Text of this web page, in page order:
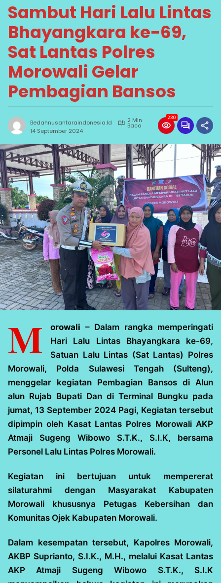
Sambut Hari Lalu Lintas
Bhayangkara ke-69,
Sat Lantas Polres
Morowali Gelar
Pembagian Bansos
Bedahnusantaraindonesia.id 2 Min
Baca
14 September 2024
230
M orowali – Dalam rangka memperingati
Hari Lalu Lintas Bhayangkara ke-69,
Satuan Lalu Lintas (Sat Lantas) Polres
Morowali, Polda Sulawesi Tengah (Sulteng),
menggelar kegiatan Pembagian Bansos di Alun
alun Rujab Bupati Dan di Terminal Bungku pada
jumat, 13 September 2024 Pagi, Kegiatan tersebut
dipimpin oleh Kasat Lantas Polres Morowali AKP
Atmaji Sugeng Wibowo S.T.K., S.I.K, bersama
Personel Lalu Lintas Polres Morowali.
Kegiatan ini bertujuan untuk mempererat
silaturahmi dengan Masyarakat Kabupaten
Morowali khususnya Petugas Kebersihan dan
Komunitas Ojek Kabupaten Morowali.
Dalam kesempatan tersebut, Kapolres Morowali,
AKBP Suprianto, S.I.K., M.H., melalui Kasat Lantas
AKP Atmaji Sugeng Wibowo S.T.K., S.I.K